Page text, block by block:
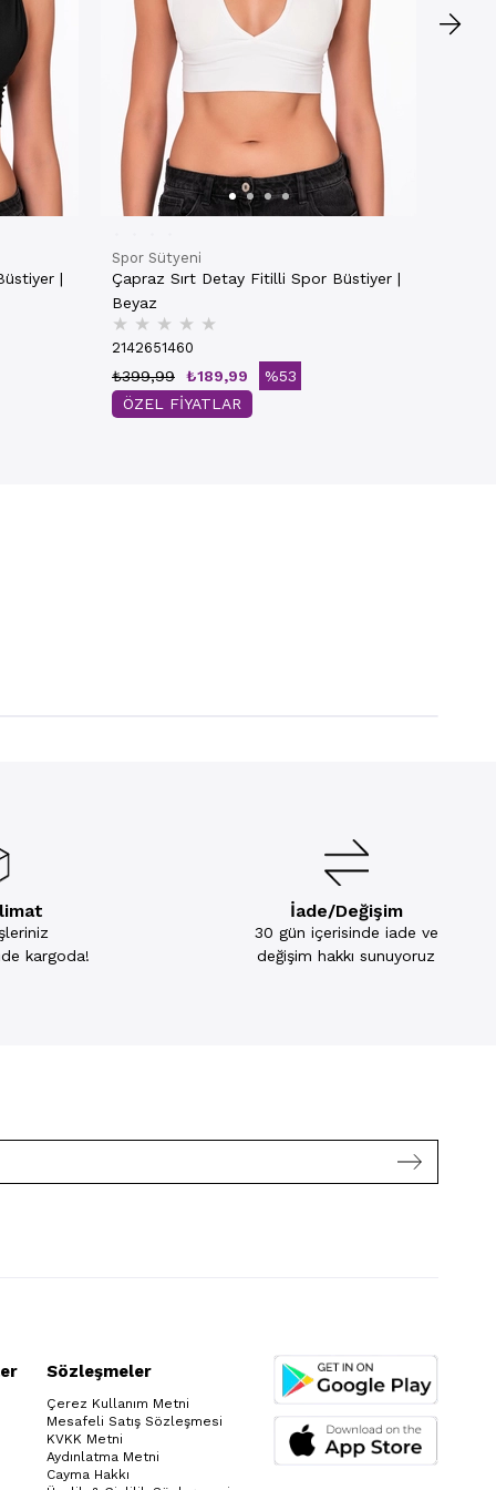
|
Spor Sütyeni
Çapraz Sırt Detay Fitilli Spor Büstiyer |
Beyaz
★ ★ ★ ★ ★
2142651460
₺189,99
₺399,99
%53
ÖZEL FİYATLAR
kargoda!
İade/Değişim
30 gün içerisinde iade ve
değişim hakkı sunuyoruz
Sözleşmeler
Çerez Kullanım Metni
Mesafeli Satış Sözleşmesi
KVKK Metni
Aydınlatma Metni
Cayma Hakkı